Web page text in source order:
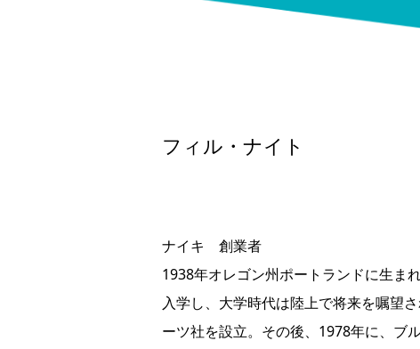
フィル・ナイト
ナイキ 創業者
1938年オレゴン州ポートランドに生ま
入学し、大学時代は陸上で将来を嘱望
ーツ社を設立。その後、1978年に、ブ